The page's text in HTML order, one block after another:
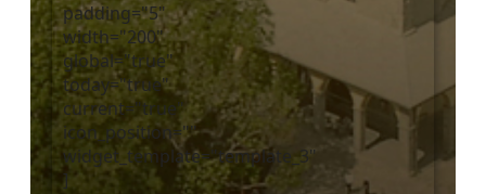
padding="5"
width="200"
global="true"
today="true"
current="true"
icon_position=""
widget_template="template_3"
]